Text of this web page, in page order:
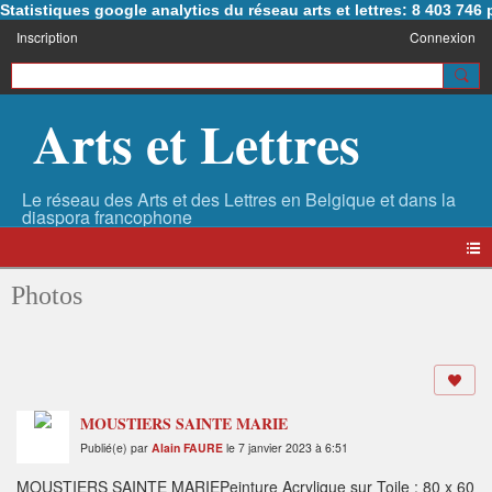
Statistiques google analytics du réseau arts et lettres: 8 403 746
Inscription Connexion
Arts et Lettres
Photos
MOUSTIERS SAINTE MARIE
Publié(e) par Alain FAURE le 7 janvier 2023 à 6:51
MOUSTIERS SAINTE MARIEPeinture Acrylique sur Toile : 80 x 60